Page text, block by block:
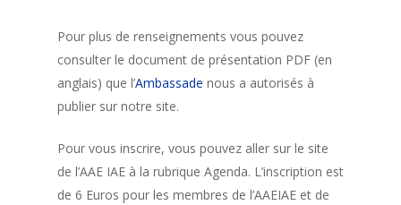
Pour plus de renseignements vous pouvez
consulter le document de présentation PDF (en
anglais) que l’Ambassade nous a autorisés à
publier sur notre site.
Pour vous inscrire, vous pouvez aller sur le site
de l’AAE IAE à la rubrique Agenda. L’inscription est
de 6 Euros pour les membres de l’AAEIAE et de